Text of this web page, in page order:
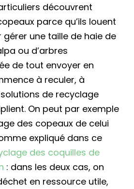
découvrent
parce qu’ils louent
une taille de haie de
ou d’arbres
de tout envoyer en
à reculer, à
de recyclage
On peut par exemple
des copeaux de celui
expliqué dans ce
des coquilles de
: dans les deux cas, on
en ressource utile,